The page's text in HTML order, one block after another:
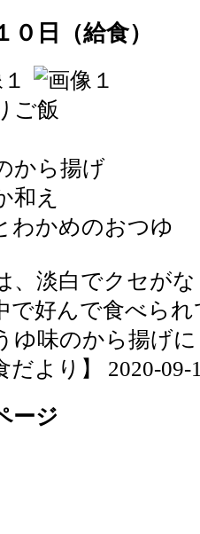
０日（給食）
ご飯
から揚げ
和え
わかめのおつゆ
、淡白でクセが
で好んで食べら
ゆ味のから揚げ
だより】 2020-09-
ージ